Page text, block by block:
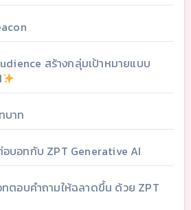
สร้างกลุ่มเป้าหมายแบบ
บาท
บอทกับ ZPT Generative AI
ทตอบคำถามให้ฉลาดขึ้น ด้วย ZPT